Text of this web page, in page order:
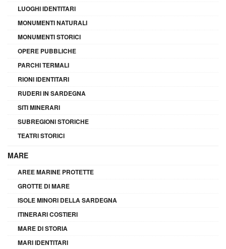
LUOGHI IDENTITARI
MONUMENTI NATURALI
MONUMENTI STORICI
OPERE PUBBLICHE
PARCHI TERMALI
RIONI IDENTITARI
RUDERI IN SARDEGNA
SITI MINERARI
SUBREGIONI STORICHE
TEATRI STORICI
MARE
AREE MARINE PROTETTE
GROTTE DI MARE
ISOLE MINORI DELLA SARDEGNA
ITINERARI COSTIERI
MARE DI STORIA
MARI IDENTITARI